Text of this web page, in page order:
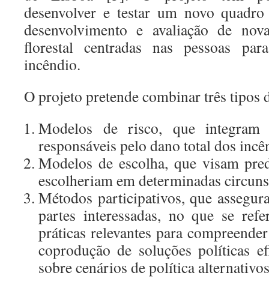
desenvolver e testar um novo
desenvolvimento e avaliação de
florestal centradas nas pessoas
incêndio.
O projeto pretende combinar três tipos
Modelos de risco, que integram
responsáveis pelo dano total dos
Modelos de escolha, que visam
escolheriam em determinadas
Métodos participativos, que
partes interessadas, no que se
práticas relevantes para
coprodução de soluções políticas
sobre cenários de política